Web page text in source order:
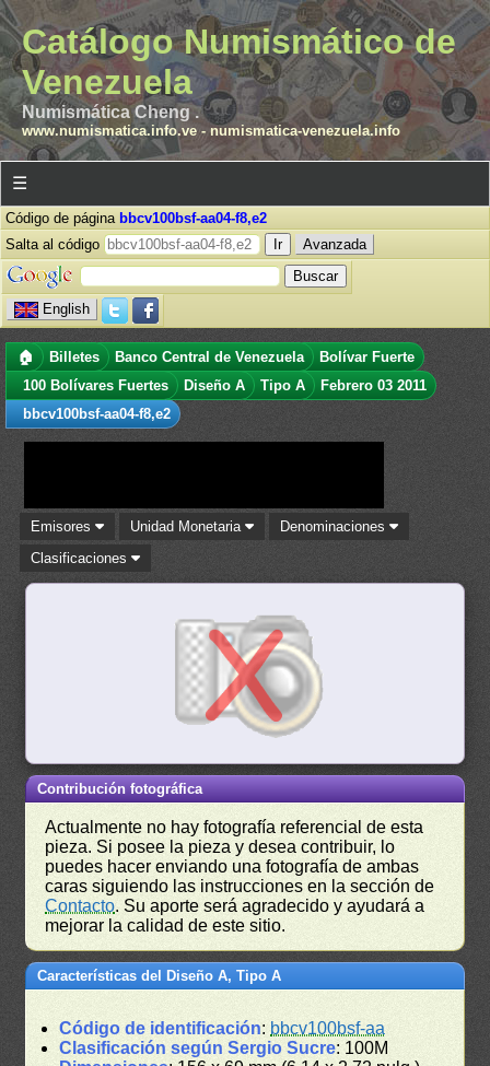
Catálogo Numismático de
Venezuela
Numismática Cheng .
www.numismatica.info.ve- numismatica-venezuela.info
☰
Código de página bbcv100bsf-aa04-f8,e2
Salta al código
Avanzada
English
🏠 Billetes Banco Central de Venezuela
Bolívar Fuerte
100 Bolívares Fuertes
Diseño A Tipo A
Febrero 03 2011
bbcv100bsf-aa04-f8,e2
Emisores Unidad Monetaria
Denominaciones
Clasificaciones
Contribución fotográfica
Actualmente no hay fotografía referencial de esta
pieza. Si posee la pieza y desea contribuir, lo
puedes hacer enviando una fotografía de ambas
caras siguiendo las instrucciones en la sección de
Contacto. Su aporte será agradecido y ayudará a
mejorar la calidad de este sitio.
Características del Diseño A, Tipo A
Código de identificación: bbcv100bsf-aa
Clasificación según Sergio Sucre: 100M